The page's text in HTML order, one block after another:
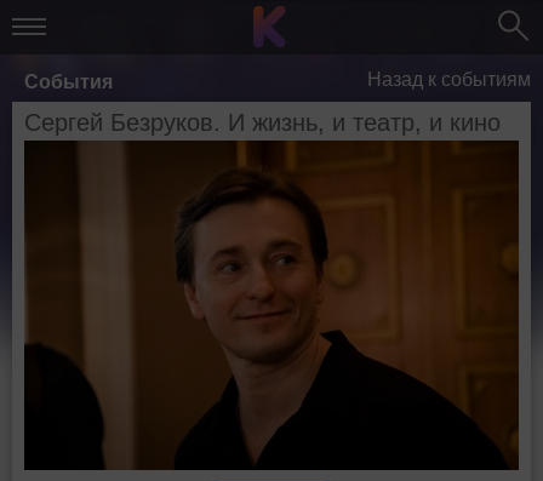
События Назад к событиям
Сергей Безруков. И жизнь, и театр, и кино